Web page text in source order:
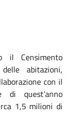
Censimento
abitazioni,
con il
di quest’anno
1,5 milioni di